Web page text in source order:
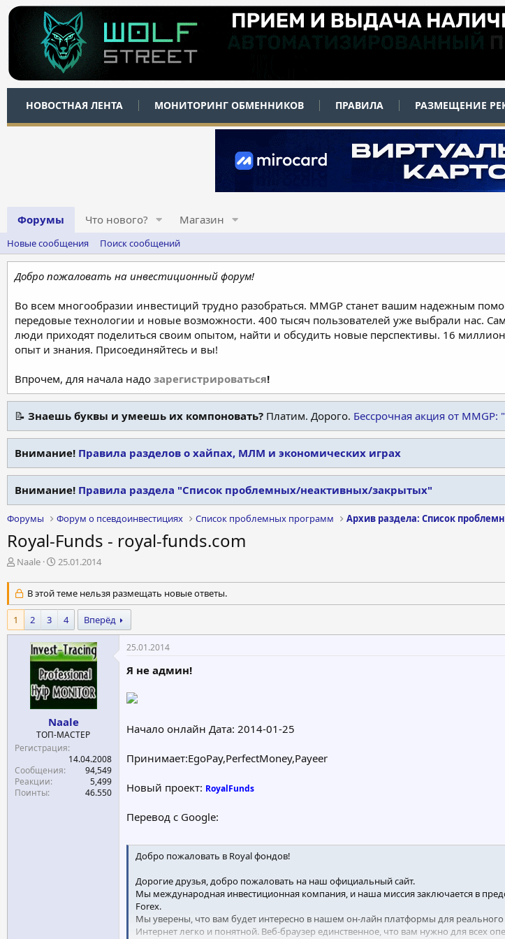
НОВОСТНАЯ ЛЕНТА МОНИТОРИНГ ОБМЕННИКОВ ПРАВИЛА РАЗМЕЩЕНИЕ
Форумы Что нового? Магазин
Новые сообщения Поиск сообщений
Добро пожаловать на инвестиционный форум!
Во всем многообразии инвестиций трудно разобраться. MMGP станет вашим надежным
передовые технологии и новые возможности. 400 тысяч пользователей уже выбрали нас.
люди приходят поделиться своим опытом, найти и обсудить новые перспективы. 16
опыт и знания. Присоединяйтесь и вы!
Впрочем, для начала надо зарегистрироваться!
📝 Знаешь буквы и умеешь их компоновать? Платим. Дорого. Бессрочная акция от
Внимание! Правила разделов о хайпах, МЛМ и экономических играх
Внимание! Правила раздела "Список проблемных/неактивных/закрытых"
Форумы Форум о псевдоинвестициях Список проблемных программ
Royal-Funds - royal-funds.com
А
т
о
р
т
е
Naale
Д
т
а
н
ч
а
л
а
25.01.2014
В этой теме нельзя размещать новые ответы.
1 2 3 4 Вперёд
Naale
ТОП-МАСТЕР
Регистрация
14.04.2008
Сообщения
94,549
Реакции
5,499
Поинты
46.550
25.01.2014
Я не админ!
Начало онлайн Дата: 2014-01-25
Принимает:EgoPay,PerfectMoney,Payeer
Новый проект: RoyalFunds
Перевод с Google:
Добро пожаловать в Royal фондов!
Дорогие друзья, добро пожаловать на наш официальный сайт.
Мы международная инвестиционная компания, и наша миссия заключается в
Forex.
Мы уверены, что вам будет интересно в нашем он-лайн платформы для
Интернет легко и понятной. Веб-браузер единственное, что вам нужно для всех